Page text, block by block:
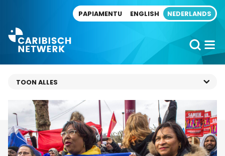
PAPIAMENTU ENGLISH NEDERLANDS